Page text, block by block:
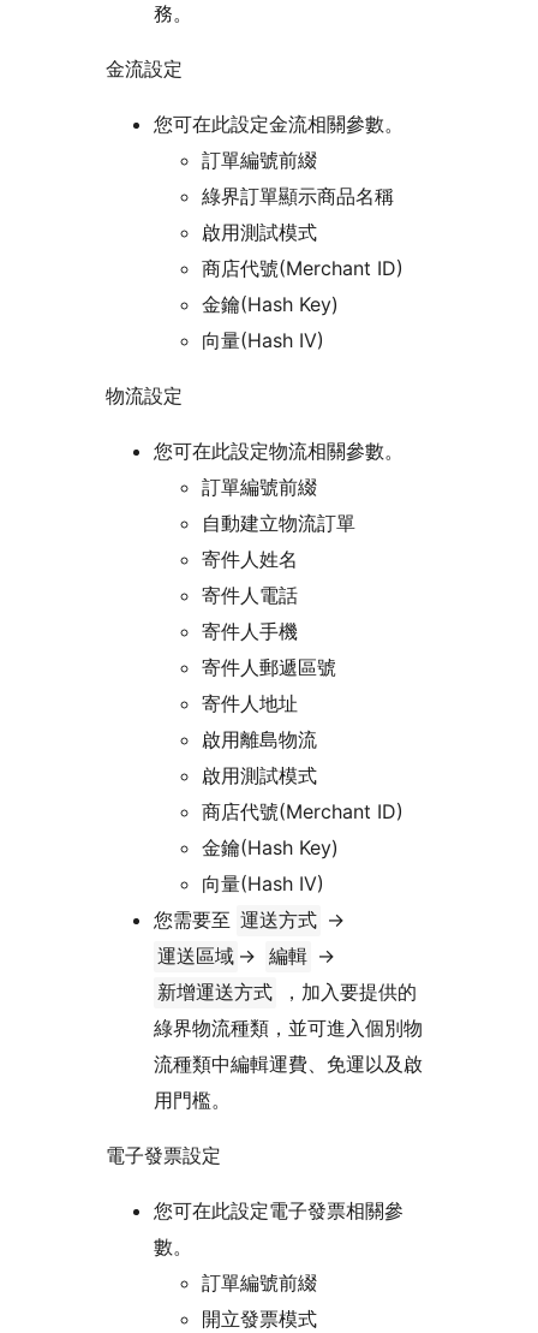
務。
金流設定
您可在此設定金流相關參數。
訂單編號前綴
綠界訂單顯示商品名稱
啟用測試模式
商店代號(Merchant ID)
金鑰(Hash Key)
向量(Hash IV)
物流設定
您可在此設定物流相關參數。
訂單編號前綴
自動建立物流訂單
寄件人姓名
寄件人電話
寄件人手機
寄件人郵遞區號
寄件人地址
啟用離島物流
啟用測試模式
商店代號(Merchant ID)
金鑰(Hash Key)
向量(Hash IV)
您需要至 運送方式 ->
運送區域 -> 編輯 ->
新增運送方式
，加入要提供的
綠界物流種類，並可進入個別物
流種類中編輯運費、免運以及啟
用門檻。
電子發票設定
您可在此設定電子發票相關參
數。
訂單編號前綴
開立發票模式